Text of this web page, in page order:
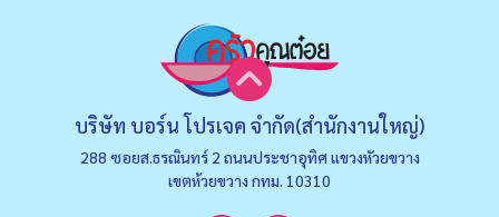
บริษัท บอร์น โปรเจค จำกัด(สำนักงานใหญ่)
288 ซอยส.ธรณินทร์ 2 ถนนประชาอุทิศ แขวงหัวยขวาง
เขตห้วยขวาง กทม. 10310